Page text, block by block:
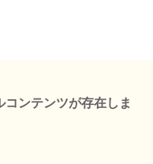
ンテンツが存在しま